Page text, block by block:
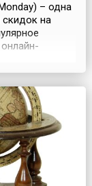
– одна
скидок на
можете
странах
свою